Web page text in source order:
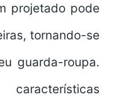
projetado pode
tornando-se
guarda-roupa.